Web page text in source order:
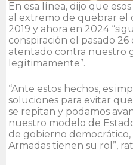
En esa línea, dijo que
al extremo de quebrar el
2019 y ahora en 2024
conspiración el pasado
atentado contra nuestro
legítimamente”.
“Ante estos hechos, es
soluciones para evitar
se repitan y podamos
nuestro modelo de
de gobierno
Armadas tienen su rol”,